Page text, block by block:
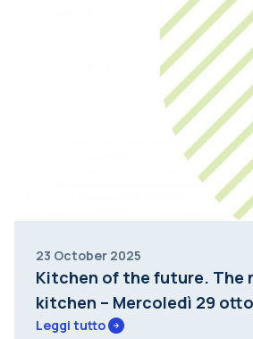
23 October 2025
Kitchen of the future. The
kitchen – Mercoledì 29
Leggi tutto